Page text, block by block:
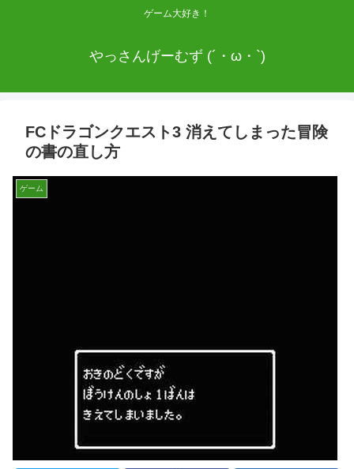
ゲーム大好き！
やっさんげーむず (´・ω・`)
FCドラゴンクエスト3 消えてしまった冒険
の書の直し方
ゲーム